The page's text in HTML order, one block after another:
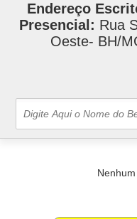
Endereço
Presencial: Rua
Oeste- BH/
Nenhum